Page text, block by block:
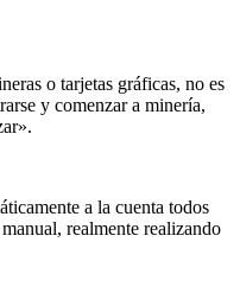
o tarjetas gráficas, no es
y comenzar a minería,
a la cuenta todos
realmente realizando